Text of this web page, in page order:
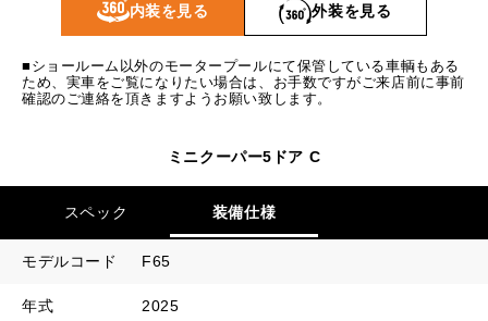
ボーナス月数 14 回
内装を見る 外装を見る
■ショールーム以外のモータープールにて保管している車輌もある
ため、実車をご覧になりたい場合は、お手数ですがご来店前に事前
確認のご連絡を頂きますようお願い致します。
ミニクーパー5ドア C
スペック 装備仕様
モデルコード F65
年式 2025